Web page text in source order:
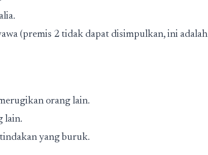
(premis 2 tidak dapat disimpulkan, ini adalah
orang lain.
lain.
yang buruk.